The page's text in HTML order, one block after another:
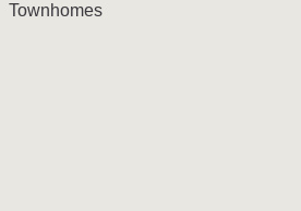
Townhomes